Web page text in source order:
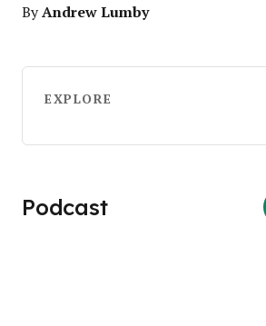
ByAndrew Lumby
EXPLORE
Podcast